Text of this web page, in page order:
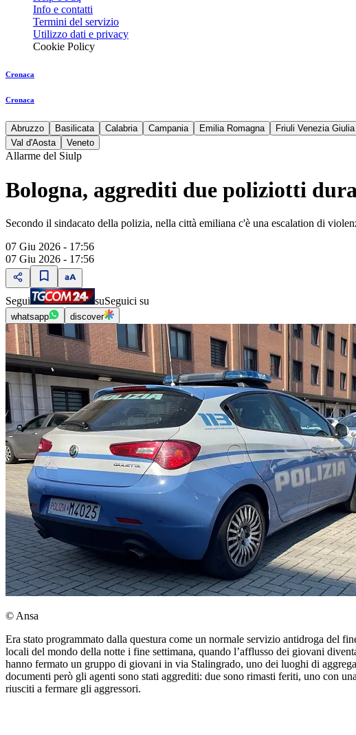
Info e contatti
Termini del servizio
Utilizzo dati e privacy
Cookie Policy
Cronaca
Cronaca
Abruzzo Basilicata Calabria Campania Emilia Romagna Friuli Venezia Giulia
Val d'Aosta
Veneto
Allarme del Siulp
Bologna, aggrediti due poliziotti
Secondo il sindacato della polizia, nella città emiliana c'è una escalation di
07 Giu 2026 - 17:56
07 Giu 2026 - 17:56
Segui suSeguici su
whatsapp discover
© Ansa
Era stato programmato dalla questura come un normale servizio antidroga del
locali del mondo della notte i fine settimana, quando l’afflusso dei giovani
hanno fermato un gruppo di giovani in via Stalingrado, uno dei luoghi di
documenti però gli agenti sono stati aggrediti: due sono rimasti feriti, uno con
riusciti a fermare gli aggressori.